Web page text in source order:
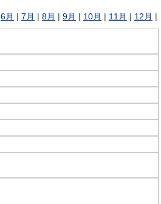
6月 | 7月 | 8月 | 9月 | 10月 | 11月 | 12月 |